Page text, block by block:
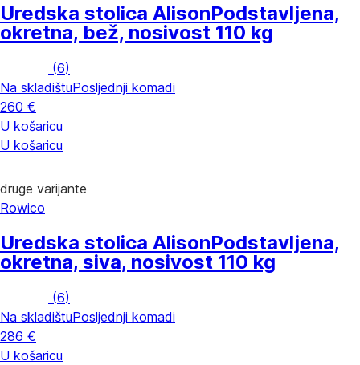
Uredska stolica AlisonPodstavljena,
okretna, bež, nosivost 110 kg
(6)
Na skladištuPosljednji komadi
260 €
U košaricu
U košaricu
druge varijante
Rowico
Uredska stolica AlisonPodstavljena,
okretna, siva, nosivost 110 kg
(6)
Na skladištuPosljednji komadi
286 €
U košaricu